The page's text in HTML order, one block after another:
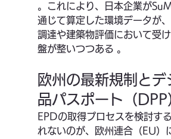
。これにより、日本企業が
通じて算定した環境データが
調達や建築物評価において受
盤が整いつつある 。
欧州の最新規制とデ
品パスポート（DPP
EPDの取得プロセスを検討す
れないのが、欧州連合（EU）